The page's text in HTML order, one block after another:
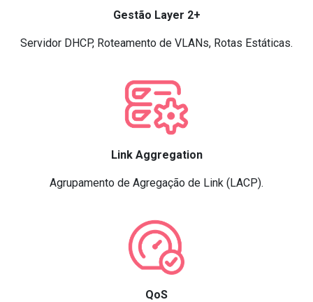
Gestão Layer 2+
Servidor DHCP, Roteamento de VLANs, Rotas Estáticas.
Link Aggregation
Agrupamento de Agregação de Link (LACP).
QoS